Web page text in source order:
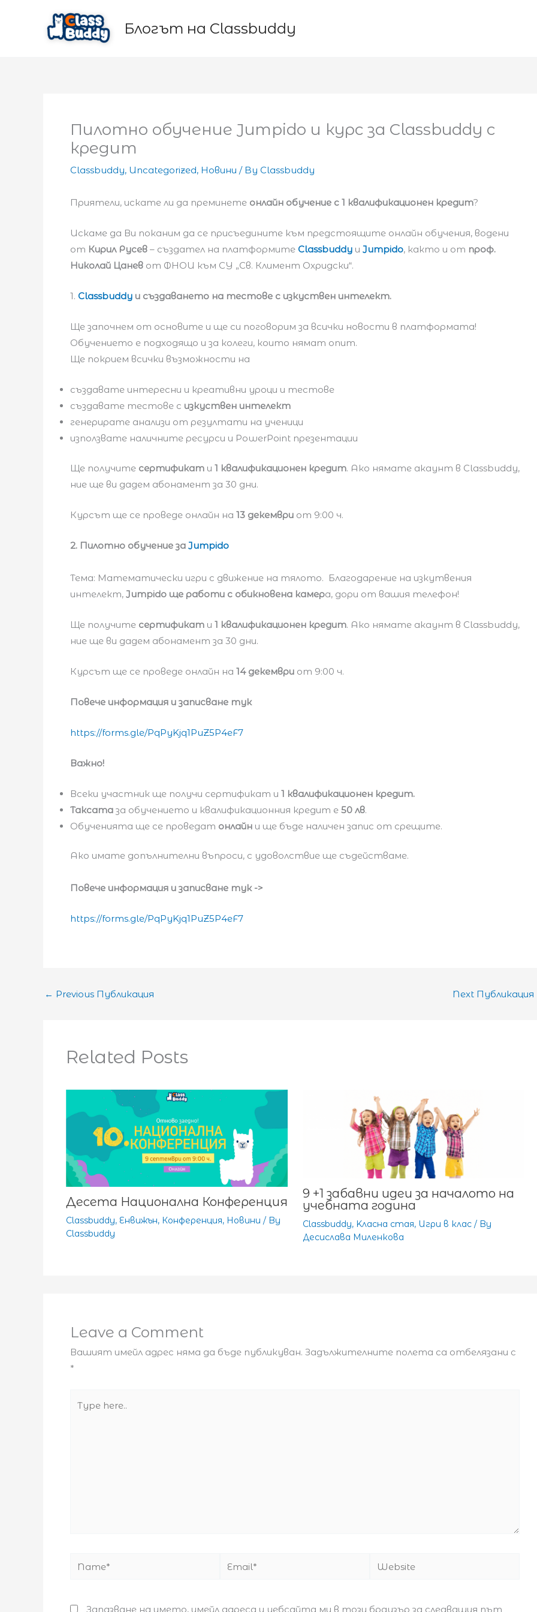
Блогът на Classbuddy
Пилотно обучение Jumpido и курс за Classbuddy с
кредит
Classbuddy, Uncategorized, Новини / By Classbuddy
Приятели, искате ли да преминете онлайн обучение с 1 квалификационен кредит?
Искаме да Ви поканим да се присъедините към предстоящите онлайн обучения, водени
от Кирил Русев – създател на платформите Classbuddy и Jumpido, както и от проф.
Николай Цанев от ФНОИ към СУ „Св. Климент Охридски“.
1. Classbuddy и създаването на тестове с изкуствен интелект.
Ще започнем от основите и ще си поговорим за всички новости в платформата!
Обучението е подходящо и за колеги, които нямат опит.
Ще покрием всички възможности на
създавате интересни и креативни уроци и тестове
създавате тестове с изкуствен интелект
генерирате анализи от резултати на ученици
използвате наличните ресурси и PowerPoint презентации
Ще получите сертификат и 1 квалификационен кредит. Ако нямате акаунт в Classbuddy,
ние ще ви дадем абонамент за 30 дни.
Курсът ще се проведе онлайн на 13 декември от 9:00 ч.
2. Пилотно обучение за Jumpido
Тема: Математически игри с движение на тялото. Благодарение на изкутвения
интелект, Jumpido ще работи с обикновена камера, дори от вашия телефон!
Ще получите сертификат и 1 квалификационен кредит. Ако нямате акаунт в Classbuddy,
ние ще ви дадем абонамент за 30 дни.
Курсът ще се проведе онлайн на 14 декември от 9:00 ч.
Повече информация и записване тук
https://forms.gle/PqPyKjq1PuZ5P4eF7
Важно!
Всеки участник ще получи сертификат и 1 квалификационен кредит.
Таксата за обучението и квалификационния кредит е 50 лв.
Обученията ще се проведат онлайн и ще бъде наличен запис от срещите.
Ако имате допълнителни въпроси, с удоволствие ще съдействаме.
Повече информация и записване тук ->
https://forms.gle/PqPyKjq1PuZ5P4eF7
← Previous Публикация Next Публикация
Related Posts
Десета Национална Конференция
Classbuddy, Енвижън, Конференция, Новини / By
Classbuddy
9 +1 забавни идеи за началото на
учебната година
Classbuddy, Kласна стая, Игри в клас/ By
Десислава Миленкова
Leave a Comment
Вашият имейл адрес няма да бъде публикуван. Задължителните полета са отбелязани с
*
here..
Name* Email* Website
Запазване на името, имейл адреса и уебсайта ми в този браузър за следващия път